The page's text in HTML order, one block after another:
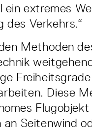
ein extremes
des Verkehrs.“
Methoden
Diese
an Seitenwind